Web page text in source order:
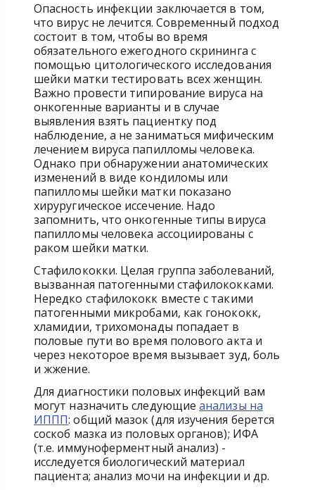
Опасность инфекции заключается в том,
что вирус не лечится. Современный подход
состоит в том, чтобы во время
обязательного ежегодного скрининга с
помощью цитологического исследования
шейки матки тестировать всех женщин.
Важно провести типирование вируса на
онкогенные варианты и в случае
выявления взять пациентку под
наблюдение, а не заниматься мифическим
лечением вируса папилломы человека.
Однако при обнаружении анатомических
изменений в виде кондиломы или
папилломы шейки матки показано
хируругическое иссечение. Надо
запомнить, что онкогенные типы вируса
папилломы человека ассоциированы с
раком шейки матки.
Стафилококки. Целая группа заболеваний,
вызванная патогенными стафилококками.
Нередко стафилококк вместе с такими
патогенными микробами, как гонококк,
хламидии, трихомонады попадает в
половые пути во время полового акта и
через некоторое время вызывает зуд, боль
и жжение.
Для диагностики половых инфекций вам
могут назначить следующиеанализы на
ИППП: общий мазок (для изучения берется
соскоб мазка из половых органов); ИФА
(т.е. иммуноферментный анализ) -
исследуется биологический материал
пациента; анализ мочи на инфекции и др.